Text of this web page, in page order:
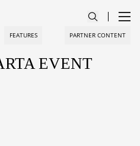
FEATURES PARTNER CONTENT
EVENT